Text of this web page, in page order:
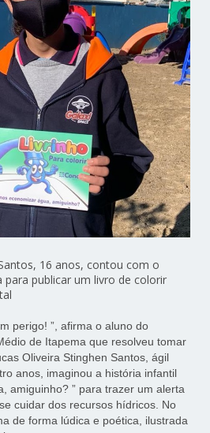
16 anos, contou com o
para publicar um livro de colorir
perigo! ”, afirma o aluno do
de Itapema que resolveu tomar
Oliveira Stinghen Santos, ágil
anos, imaginou a história infantil
amiguinho? ” para trazer um alerta
cuidar dos recursos hídricos. No
de forma lúdica e poética, ilustrada